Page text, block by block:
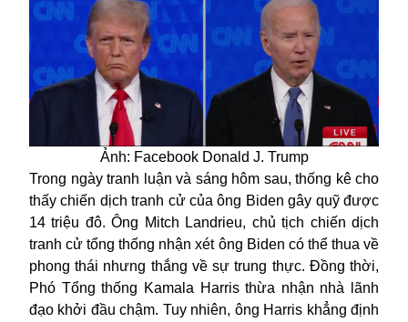
Ảnh: Facebook Donald J. Trump
Trong ngày tranh luận và sáng hôm sau, thống kê cho
thấy chiến dịch tranh cử của ông Biden gây quỹ được
14 triệu đô. Ông Mitch Landrieu, chủ tịch chiến dịch
tranh cử tổng thống nhận xét ông Biden có thể thua về
phong thái nhưng thắng về sự trung thực. Đồng thời,
Phó Tổng thống Kamala Harris thừa nhận nhà lãnh
đạo khởi đầu chậm. Tuy nhiên, ông Harris khẳng định